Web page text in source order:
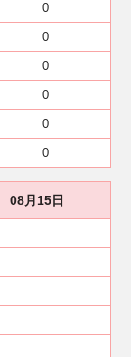
0
0
0
0
0
0
08月15日